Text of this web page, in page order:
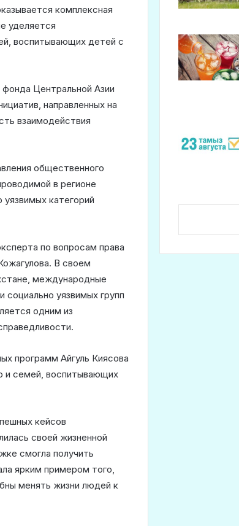
комплексная
уделяется
воспитывающих детей с
Центральной Азии
направленных на
взаимодействия
общественного
в регионе
категорий
по вопросам права
В своем
международные
уязвимых групп
одним из
программ Айгуль Киясова
и семей, воспитывающих
кейсов
своей жизненной
смогла получить
ярким примером того,
менять жизни людей к